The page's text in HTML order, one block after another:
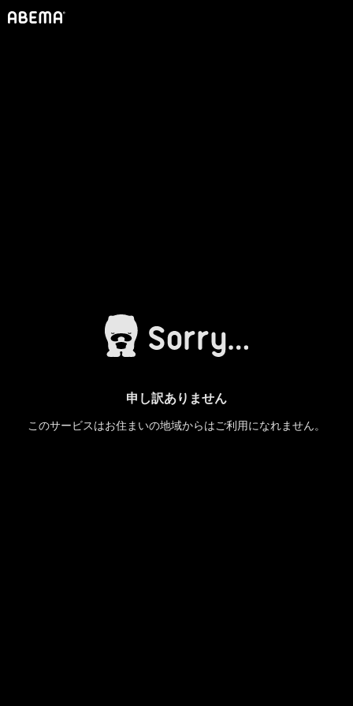
申し訳ありません
このサービスはお住まいの地域からはご利用になれません。